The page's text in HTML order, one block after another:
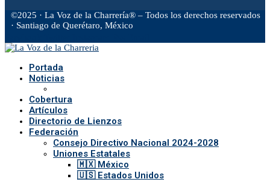
©2025 · La Voz de la Charrería® – Todos los derechos reservados
· Santiago de Querétaro, México
Portada
Noticias
Cobertura
Artículos
Directorio de Lienzos
Federación
Consejo Directivo Nacional 2024-2028
Uniones Estatales
🇲🇽 México
🇺🇸 Estados Unidos